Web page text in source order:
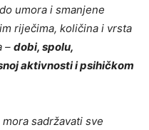
umora i smanjene
riječima, količina i vrsta
– dobi, spolu,
aktivnosti i psihičkom
sadržavati sve